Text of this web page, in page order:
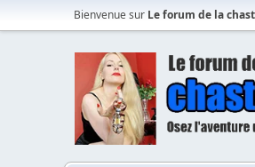
Bienvenue sur Le forum de la